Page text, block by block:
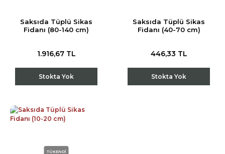
Saksıda Tüplü Sikas
Fidanı (80-140 cm)
1.916,67 TL
Stokta Yok
Saksıda Tüplü Sikas
Fidanı (40-70 cm)
446,33 TL
Stokta Yok
TÜKENDİ